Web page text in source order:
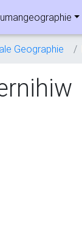
Geographie